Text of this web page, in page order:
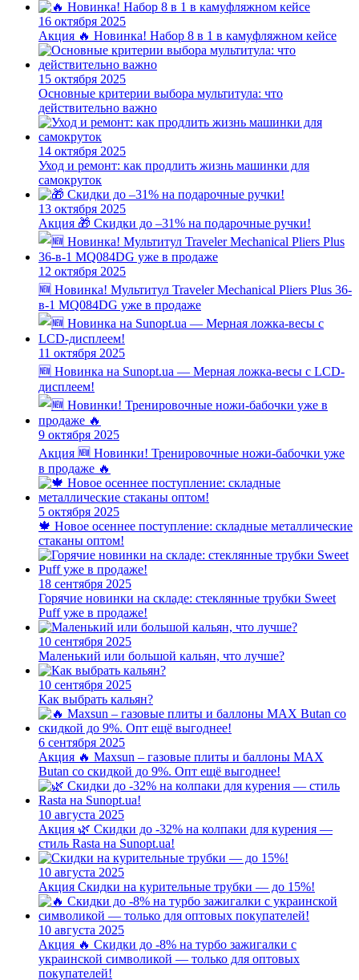
16 октября 2025
Акция 🔥 Новинка! Набор 8 в 1 в камуфляжном кейсе
15 октября 2025
Основные критерии выбора мультитула: что
действительно важно
14 октября 2025
Уход и ремонт: как продлить жизнь машинки для
самокруток
13 октября 2025
Акция 🎁 Скидки до –31% на подарочные ручки!
12 октября 2025
🆕 Новинка! Мультитул Traveler Mechanical Pliers Plus 36-
в-1 MQ084DG уже в продаже
11 октября 2025
🆕 Новинка на Sunopt.ua — Мерная ложка-весы с LCD-
дисплеем!
9 октября 2025
Акция 🆕 Новинки! Тренировочные ножи-бабочки уже
в продаже 🔥
5 октября 2025
🍁 Новое осеннее поступление: складные металлические
стаканы оптом!
18 сентября 2025
Горячие новинки на складе: стеклянные трубки Sweet
Puff уже в продаже!
10 сентября 2025
Маленький или большой кальян, что лучше?
10 сентября 2025
Как выбрать кальян?
6 сентября 2025
Акция 🔥 Maxsun – газовые плиты и баллоны MAX
Butan со скидкой до 9%. Опт ещё выгоднее!
10 августа 2025
Акция 🌿 Скидки до -32% на колпаки для курения —
стиль Rasta на Sunopt.ua!
10 августа 2025
Акция Скидки на курительные трубки — до 15%!
10 августа 2025
Акция 🔥 Скидки до -8% на турбо зажигалки с
украинской символикой — только для оптовых
покупателей!